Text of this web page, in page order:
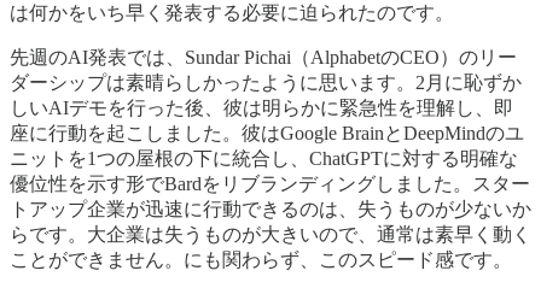
は何かをいち早く発表する必要に迫られたのです。
先週のAI発表では、Sundar Pichai（AlphabetのCEO）のリー
ダーシップは素晴らしかったように思います。2月に恥ずか
しいAIデモを行った後、彼は明らかに緊急性を理解し、即
座に行動を起こしました。彼はGoogle BrainとDeepMindのユ
ニットを1つの屋根の下に統合し、ChatGPTに対する明確な
優位性を示す形でBardをリブランディングしました。スター
トアップ企業が迅速に行動できるのは、失うものが少ないか
らです。大企業は失うものが大きいので、通常は素早く動く
ことができません。にも関わらず、このスピード感です。